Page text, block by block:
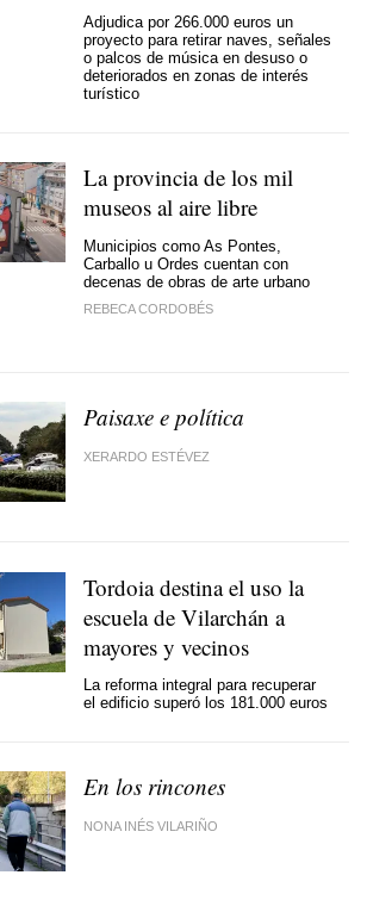
Adjudica por 266.000 euros un
proyecto para retirar naves, señales
o palcos de música en desuso o
deteriorados en zonas de interés
turístico
La provincia de los mil
museos al aire libre
Municipios como As Pontes,
Carballo u Ordes cuentan con
decenas de obras de arte urbano
REBECA CORDOBÉS
Paisaxe e política
XERARDO ESTÉVEZ
Tordoia destina el uso la
escuela de Vilarchán a
mayores y vecinos
La reforma integral para recuperar
el edificio superó los 181.000 euros
En los rincones
NONA INÉS VILARIÑO